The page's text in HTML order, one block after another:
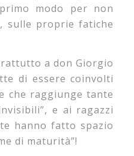
modo per non
sulle proprie fatiche
a don Giorgio
di essere coinvolti
che raggiunge tante
e ai ragazzi
hanno fatto spazio
di maturità”!